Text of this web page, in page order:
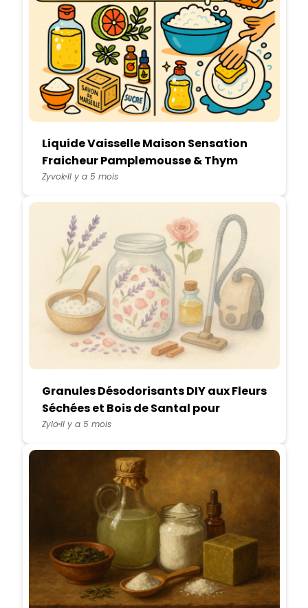
Liquide Vaisselle Maison Sensation
Fraicheur Pamplemousse & Thym
Citron
ZyvokIl y a 5 mois
Granules Désodorisants DIY aux Fleurs
Séchées et Bois de Santal pour
Aspirateur
ZyloIl y a 5 mois